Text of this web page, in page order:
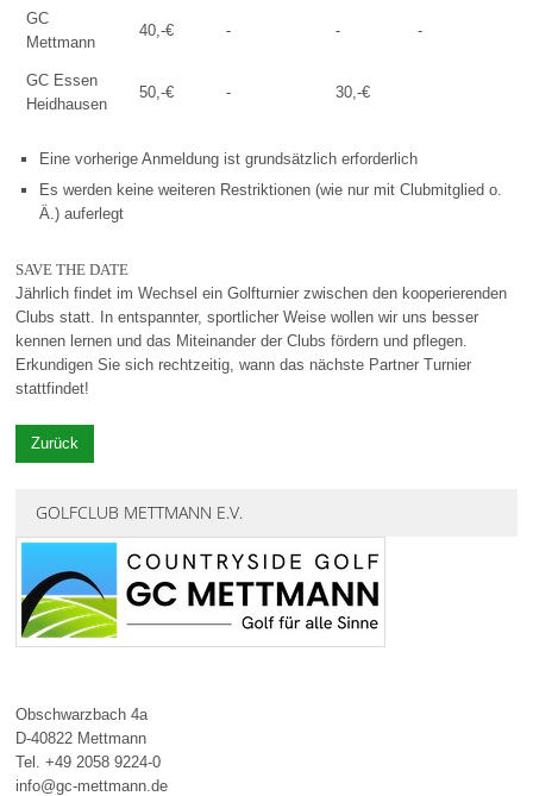
GC
Mettmann
40,-€ - - -
GC Essen
Heidhausen
50,-€ - 30,-€
Eine vorherige Anmeldung ist grundsätzlich erforderlich
Es werden keine weiteren Restriktionen (wie nur mit Clubmitglied o.
Ä.) auferlegt
SAVE THE DATE
Jährlich findet im Wechsel ein Golfturnier zwischen den kooperierenden
Clubs statt. In entspannter, sportlicher Weise wollen wir uns besser
kennen lernen und das Miteinander der Clubs fördern und pflegen.
Erkundigen Sie sich rechtzeitig, wann das nächste Partner Turnier
stattfindet!
Zurück
GOLFCLUB METTMANN E.V.
Obschwarzbach 4a
D-40822 Mettmann
Tel. +49 2058 9224-0
info@gc-mettmann.de